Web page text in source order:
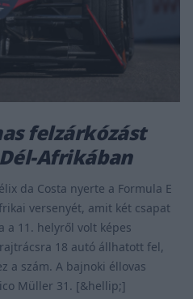
felzárkózást
Afrikában
da Costa nyerte a Formula E
versenyét, amit két csapat
11. helyről volt képes
18 autó állhatott fel,
a szám. A bajnoki éllovas
Müller 31. [&hellip;]